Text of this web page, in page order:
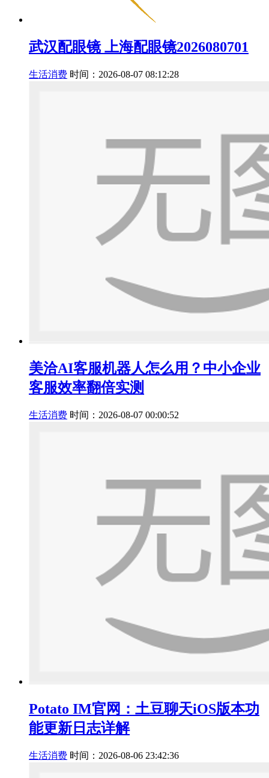
武汉配眼镜 上海配眼镜2026080701
生活消费 时间：2026-08-07 08:12:28
美洽AI客服机器人怎么用？中小企业
客服效率翻倍实测
生活消费 时间：2026-08-07 00:00:52
Potato IM官网：土豆聊天iOS版本功
能更新日志详解
生活消费 时间：2026-08-06 23:42:36